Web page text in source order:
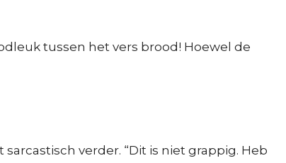
tussen het vers brood! Hoewel de
verder. “Dit is niet grappig. Heb